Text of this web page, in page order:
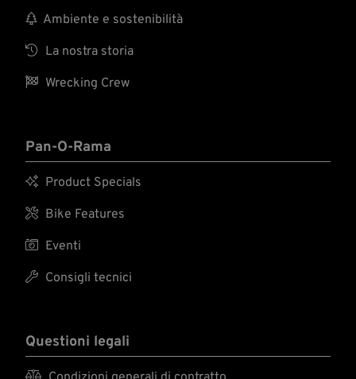
 Ambiente e sostenibilità
 La nostra storia
 Wrecking Crew
Pan-O-Rama
 Product Specials
 Bike Features
 Eventi
 Consigli tecnici
Questioni legali
